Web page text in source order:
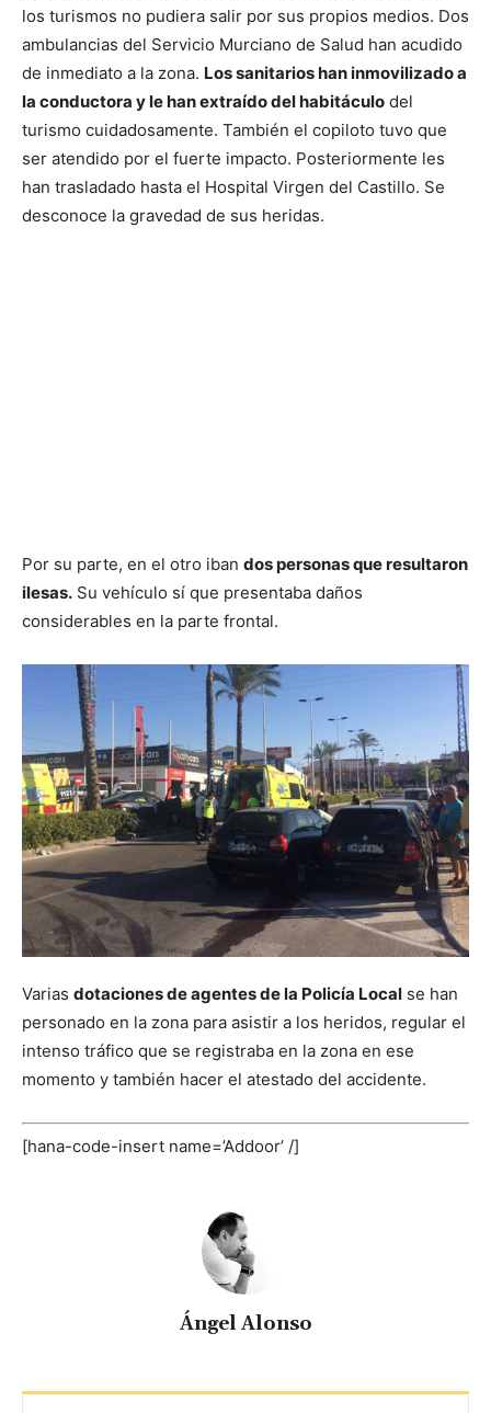
los turismos no pudiera salir por sus propios medios. Dos
ambulancias del Servicio Murciano de Salud han acudido
de inmediato a la zona. Los sanitarios han inmovilizado a
la conductora y le han extraído del habitáculo del
turismo cuidadosamente. También el copiloto tuvo que
ser atendido por el fuerte impacto. Posteriormente les
han trasladado hasta el Hospital Virgen del Castillo. Se
desconoce la gravedad de sus heridas.
Por su parte, en el otro iban dos personas que resultaron
ilesas. Su vehículo sí que presentaba daños
considerables en la parte frontal.
Varias dotaciones de agentes de la Policía Local se han
personado en la zona para asistir a los heridos, regular el
intenso tráfico que se registraba en la zona en ese
momento y también hacer el atestado del accidente.
[hana-code-insert name=’Addoor’ /]
Ángel Alonso